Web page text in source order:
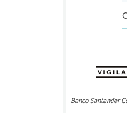
Banco Santander